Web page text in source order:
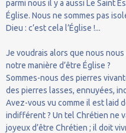
parmi nous il y a aussi Le Saint
Église. Nous ne sommes pas
Dieu : c’est cela l’Église !...
Je voudrais alors que nous
notre manière d’être Église ?
Sommes-nous des pierres
des pierres lasses, ennuyées,
Avez-vous vu comme il est laid
indifférent ? Un tel Chrétien ne
joyeux d’être Chrétien ; il doit